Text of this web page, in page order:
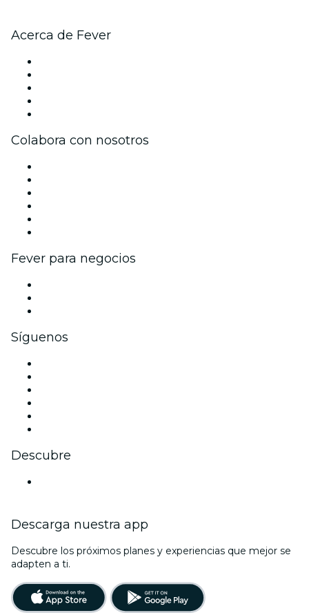
Acerca de Fever
Colabora con nosotros
Fever para negocios
Síguenos
Descubre
Descarga nuestra app
Descubre los próximos planes y experiencias que mejor se
adapten a ti.